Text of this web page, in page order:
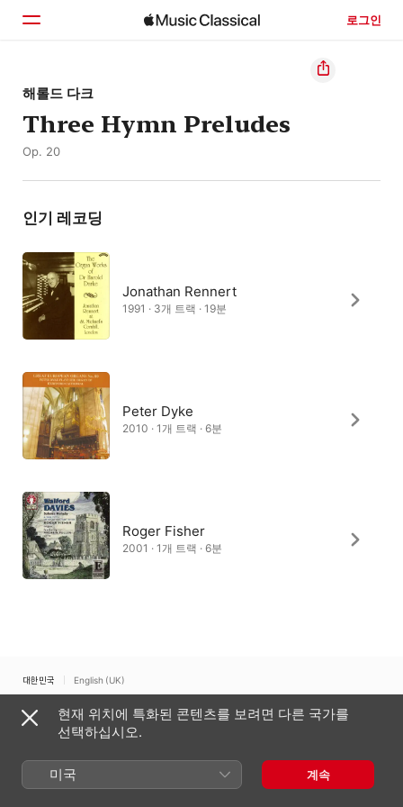
로그인
홈
둘러보기
해롤드 다크
Three Hymn Preludes
Op. 20
인기 레코딩
Jonathan Rennert
1991 · 3개 트랙 · 19분
Peter Dyke
2010 · 1개 트랙 · 6분
Roger Fisher
2001 · 1개 트랙 · 6분
대한민국 English (UK)
Copyright © 2026 Apple Inc. 모든 권리 보유.
인터넷 서비스 약관
Apple Music 및 개인정보 보호
현재 위치에 특화된 콘텐츠를 보려면 다른 국가를
선택하십시오.
미국 계속